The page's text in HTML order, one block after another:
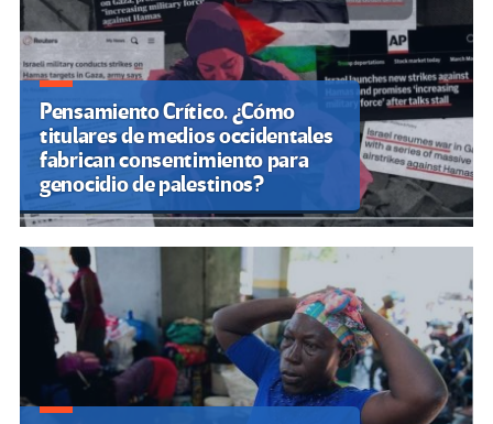
Pensamiento Crítico. ¿Cómo
titulares de medios occidentales
fabrican consentimiento para
genocidio de palestinos?